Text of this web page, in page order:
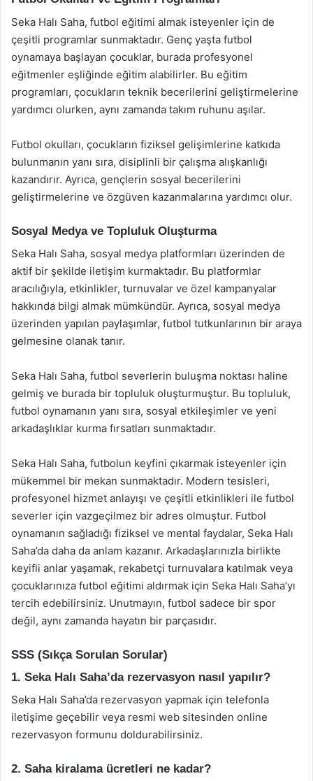
Seka Halı Saha, futbol eğitimi almak isteyenler için de
çeşitli programlar sunmaktadır. Genç yaşta futbol
oynamaya başlayan çocuklar, burada profesyonel
eğitmenler eşliğinde eğitim alabilirler. Bu eğitim
programları, çocukların teknik becerilerini geliştirmelerine
yardımcı olurken, aynı zamanda takım ruhunu aşılar.
Futbol okulları, çocukların fiziksel gelişimlerine katkıda
bulunmanın yanı sıra, disiplinli bir çalışma alışkanlığı
kazandırır. Ayrıca, gençlerin sosyal becerilerini
geliştirmelerine ve özgüven kazanmalarına yardımcı olur.
Sosyal Medya ve Topluluk Oluşturma
Seka Halı Saha, sosyal medya platformları üzerinden de
aktif bir şekilde iletişim kurmaktadır. Bu platformlar
aracılığıyla, etkinlikler, turnuvalar ve özel kampanyalar
hakkında bilgi almak mümkündür. Ayrıca, sosyal medya
üzerinden yapılan paylaşımlar, futbol tutkunlarının bir araya
gelmesine olanak tanır.
Seka Halı Saha, futbol severlerin buluşma noktası haline
gelmiş ve burada bir topluluk oluşturmuştur. Bu topluluk,
futbol oynamanın yanı sıra, sosyal etkileşimler ve yeni
arkadaşlıklar kurma fırsatları sunmaktadır.
Seka Halı Saha, futbolun keyfini çıkarmak isteyenler için
mükemmel bir mekan sunmaktadır. Modern tesisleri,
profesyonel hizmet anlayışı ve çeşitli etkinlikleri ile futbol
severler için vazgeçilmez bir adres olmuştur. Futbol
oynamanın sağladığı fiziksel ve mental faydalar, Seka Halı
Saha’da daha da anlam kazanır. Arkadaşlarınızla birlikte
keyifli anlar yaşamak, rekabetçi turnuvalara katılmak veya
çocuklarınıza futbol eğitimi aldırmak için Seka Halı Saha’yı
tercih edebilirsiniz. Unutmayın, futbol sadece bir spor
değil, aynı zamanda hayatın bir parçasıdır.
SSS (Sıkça Sorulan Sorular)
1. Seka Halı Saha’da rezervasyon nasıl yapılır?
Seka Halı Saha’da rezervasyon yapmak için telefonla
iletişime geçebilir veya resmi web sitesinden online
rezervasyon formunu doldurabilirsiniz.
2. Saha kiralama ücretleri ne kadar?